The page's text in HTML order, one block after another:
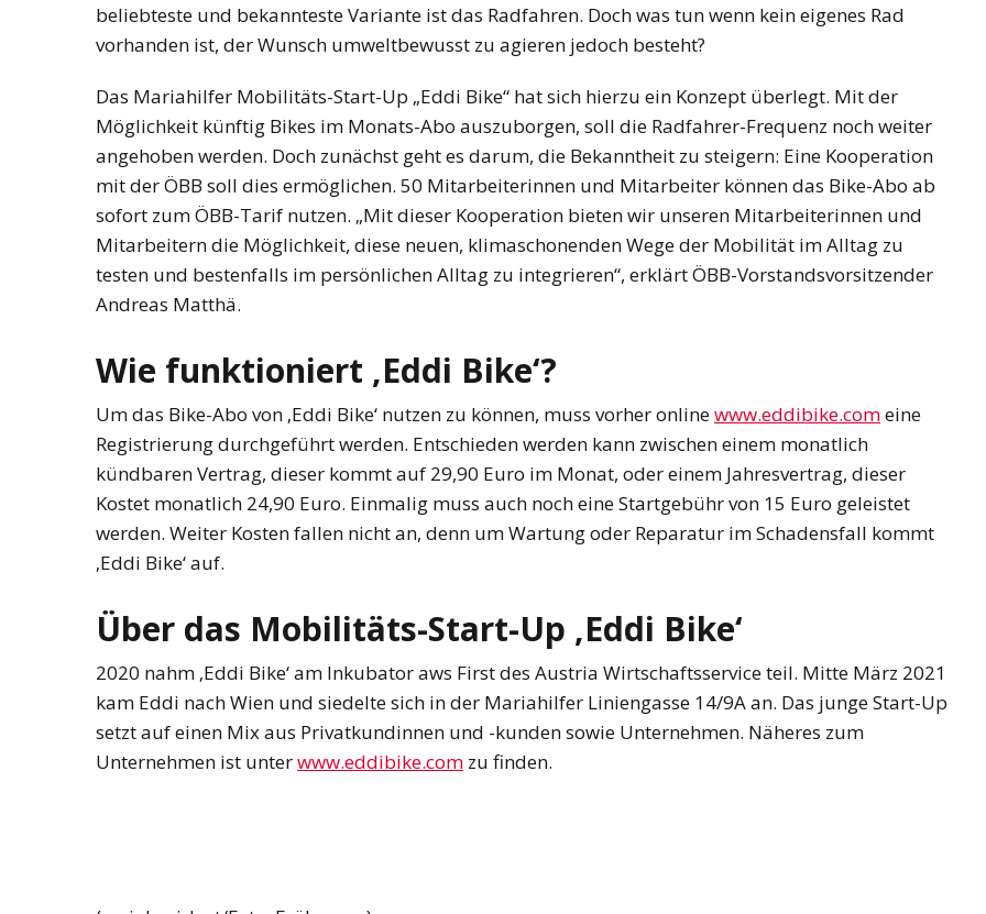
beliebteste und bekannteste Variante ist das Radfahren. Doch was tun wenn kein eigenes Rad
vorhanden ist, der Wunsch umweltbewusst zu agieren jedoch besteht?
Das Mariahilfer Mobilitäts-Start-Up „Eddi Bike“ hat sich hierzu ein Konzept überlegt. Mit der
Möglichkeit künftig Bikes im Monats-Abo auszuborgen, soll die Radfahrer-Frequenz noch weiter
angehoben werden. Doch zunächst geht es darum, die Bekanntheit zu steigern: Eine Kooperation
mit der ÖBB soll dies ermöglichen. 50 Mitarbeiterinnen und Mitarbeiter können das Bike-Abo ab
sofort zum ÖBB-Tarif nutzen. „Mit dieser Kooperation bieten wir unseren Mitarbeiterinnen und
Mitarbeitern die Möglichkeit, diese neuen, klimaschonenden Wege der Mobilität im Alltag zu
testen und bestenfalls im persönlichen Alltag zu integrieren“, erklärt ÖBB-Vorstandsvorsitzender
Andreas Matthä.
Wie funktioniert ‚Eddi Bike‘?
Um das Bike-Abo von ‚Eddi Bike‘ nutzen zu können, muss vorher onlinewww.eddibike.comeine
Registrierung durchgeführt werden. Entschieden werden kann zwischen einem monatlich
kündbaren Vertrag, dieser kommt auf 29,90 Euro im Monat, oder einem Jahresvertrag, dieser
Kostet monatlich 24,90 Euro. Einmalig muss auch noch eine Startgebühr von 15 Euro geleistet
werden. Weiter Kosten fallen nicht an, denn um Wartung oder Reparatur im Schadensfall kommt
‚Eddi Bike‘ auf.
Über das Mobilitäts-Start-Up ‚Eddi Bike‘
2020 nahm ‚Eddi Bike‘ am Inkubator aws First des Austria Wirtschaftsservice teil. Mitte März 2021
kam Eddi nach Wien und siedelte sich in der Mariahilfer Liniengasse 14/9A an. Das junge Start-Up
setzt auf einen Mix aus Privatkundinnen und -kunden sowie Unternehmen. Näheres zum
Unternehmen ist unterwww.eddibike.com zu finden.
NEWS ÖSTERREICH